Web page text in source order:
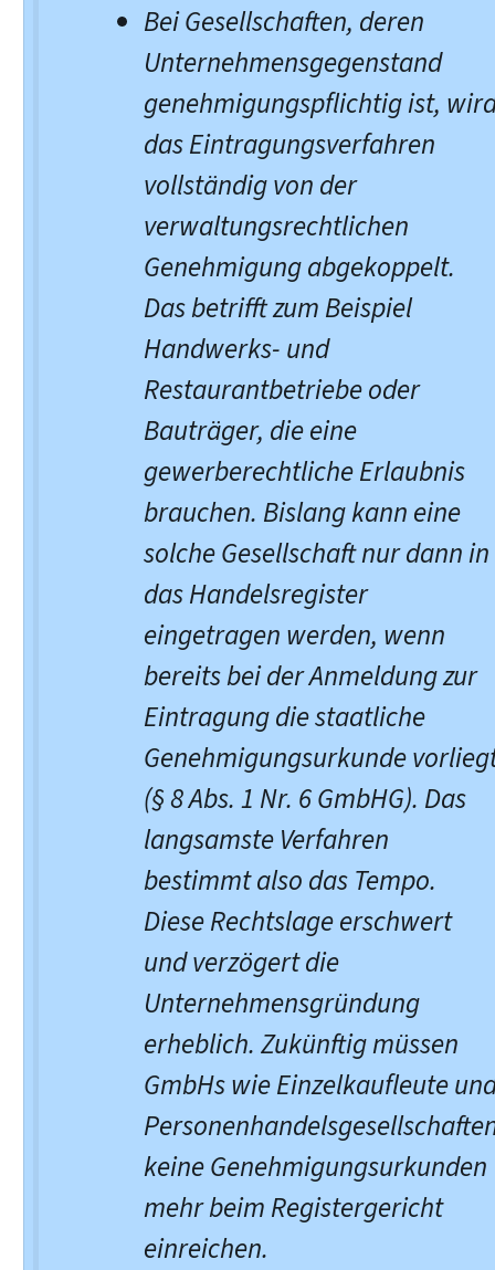
Bei Gesellschaften, deren
Unternehmensgegenstand
genehmigungspflichtig ist,
das Eintragungsverfahren
vollständig von der
verwaltungsrechtlichen
Genehmigung abgekoppelt.
Das betrifft zum Beispiel
Handwerks- und
Restaurantbetriebe oder
Bauträger, die eine
gewerberechtliche Erlaubnis
brauchen. Bislang kann eine
solche Gesellschaft nur dann in
das Handelsregister
eingetragen werden, wenn
bereits bei der Anmeldung zur
Eintragung die staatliche
Genehmigungsurkunde
(§ 8 Abs. 1 Nr. 6 GmbHG). Das
langsamste Verfahren
bestimmt also das Tempo.
Diese Rechtslage erschwert
und verzögert die
Unternehmensgründung
erheblich. Zukünftig müssen
GmbHs wie Einzelkaufleute
keine Genehmigungsurkunden
mehr beim Registergericht
einreichen.